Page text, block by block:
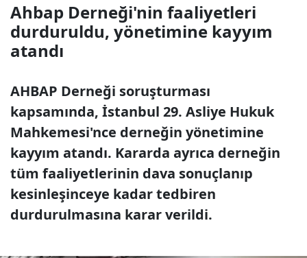
Ahbap Derneği'nin faaliyetleri
durduruldu, yönetimine kayyım
atandı
AHBAP Derneği soruşturması
kapsamında, İstanbul 29. Asliye Hukuk
Mahkemesi'nce derneğin yönetimine
kayyım atandı. Kararda ayrıca derneğin
tüm faaliyetlerinin dava sonuçlanıp
kesinleşinceye kadar tedbiren
durdurulmasına karar verildi.